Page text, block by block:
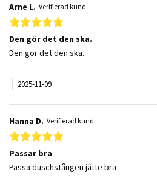
Arne L. Verifierad kund
5.0 star rating
Den gör det den ska.
Review by Arne L. on 9 Nov 2025
review stating Den gör det den ska.
Den gör det den ska.
2025-11-09
Hanna D. Verifierad kund
5.0 star rating
Passar bra
Review by Hanna D. on 26 Dec 2024
review stating Passar bra
Passa duschstången jätte bra